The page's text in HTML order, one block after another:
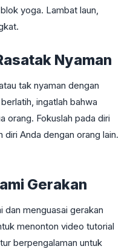
yoga. Lambat laun,
Nyaman
tak nyaman dengan
ingatlah bahwa
orang. Fokuslah pada diri
diri Anda dengan orang lain.
Gerakan
dan menguasai gerakan
menonton video tutorial
berpengalaman untuk